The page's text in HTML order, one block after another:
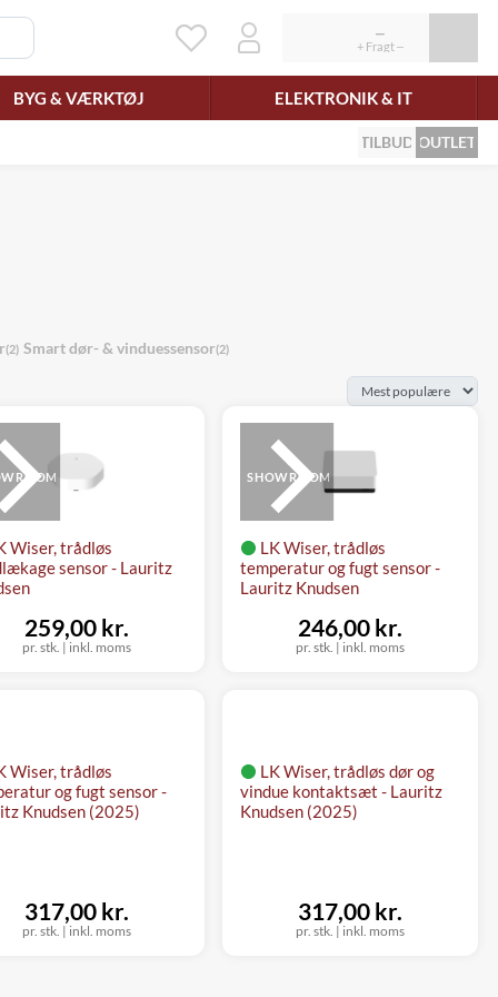
BYG & VÆRKTØJ ELEKTRONIK & IT
TILBUD OUTLET
(2) Smart dør- & vinduessensor(2)
Wiser, trådløs
sensor - Lauritz
pr. stk. | inkl. moms
259,00 kr.
LK Wiser, trådløs
temperatur og fugt sensor -
Lauritz Knudsen
SHOWROOM
pr. stk. | inkl. moms
246,00 kr.
Wiser, trådløs
og fugt sensor -
Knudsen (2025)
pr. stk. | inkl. moms
317,00 kr.
LK Wiser, trådløs dør og
vindue kontaktsæt - Lauritz
Knudsen (2025)
pr. stk. | inkl. moms
317,00 kr.